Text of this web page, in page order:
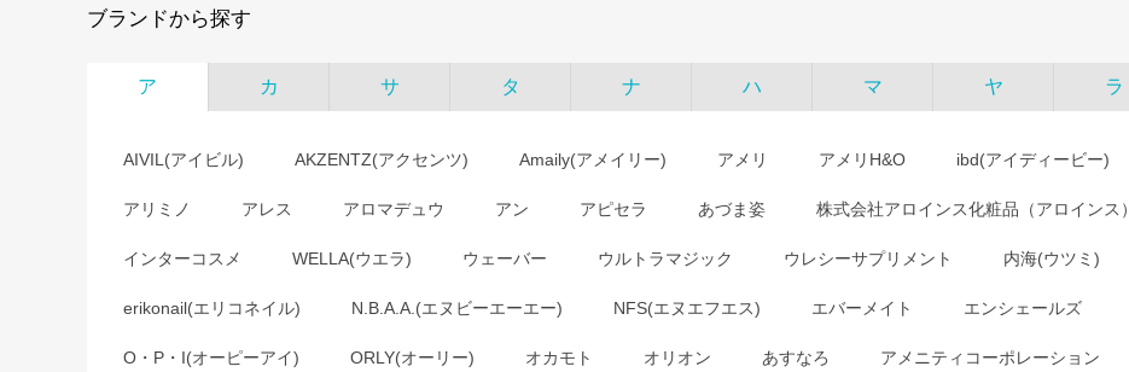
ブランドから探す
ア カ サ タ ナ ハ マ ヤ ラ
AIVIL(アイビル) AKZENTZ(アクセンツ) Amaily(アメイリー) アメリ アメリH&O ibd(アイディービー)
アリミノ アレス アロマデュウ アン アピセラ あづま姿 株式会社アロインス化粧品（アロインス）
インターコスメ WELLA(ウエラ) ウェーバー ウルトラマジック ウレシーサプリメント 内海(ウツミ)
erikonail(エリコネイル) N.B.A.A.(エヌビーエーエー) NFS(エヌエフエス) エバーメイト エンシェールズ
O・P・I(オーピーアイ) ORLY(オーリー) オカモト オリオン あすなろ アメニティコーポレーション